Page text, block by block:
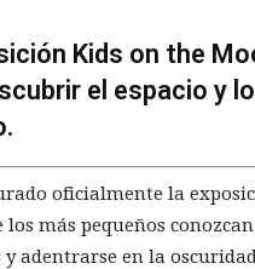
Kids on the
el espacio y
oficialmente la
más pequeños
adentrarse en la